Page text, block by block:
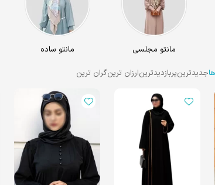
مانتو مجلسی
مانتو ساده
جدیدترینپربازدیدترینارزان ترینگران ترین